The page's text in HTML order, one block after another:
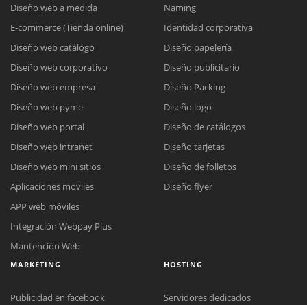
Diseño web a medida
E-commerce (Tienda online)
Diseño web catálogo
Diseño web corporativo
Diseño web empresa
Diseño web pyme
Diseño web portal
Diseño web intranet
Diseño web mini sitios
Aplicaciones moviles
APP web móviles
Integración Webpay Plus
Mantención Web
Naming
Identidad corporativa
Diseño papelería
Diseño publicitario
Diseño Packing
Diseño logo
Diseño de catálogos
Diseño tarjetas
Diseño de folletos
Diseño flyer
MARKETING
Publicidad en facebook
HOSTING
Servidores dedicados